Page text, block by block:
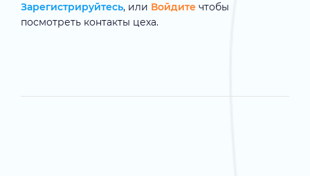
Зарегистрируйтесь, или Войдите чтобы
посмотреть контакты цеха.